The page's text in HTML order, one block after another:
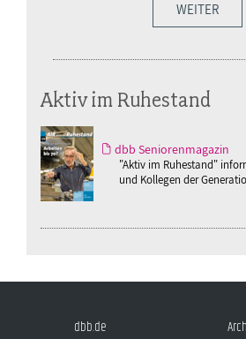
WEITER
Aktiv im Ruhestand
dbb Seniorenmagazin
"Aktiv im Ruhestand"
und Kollegen der
dbb.de